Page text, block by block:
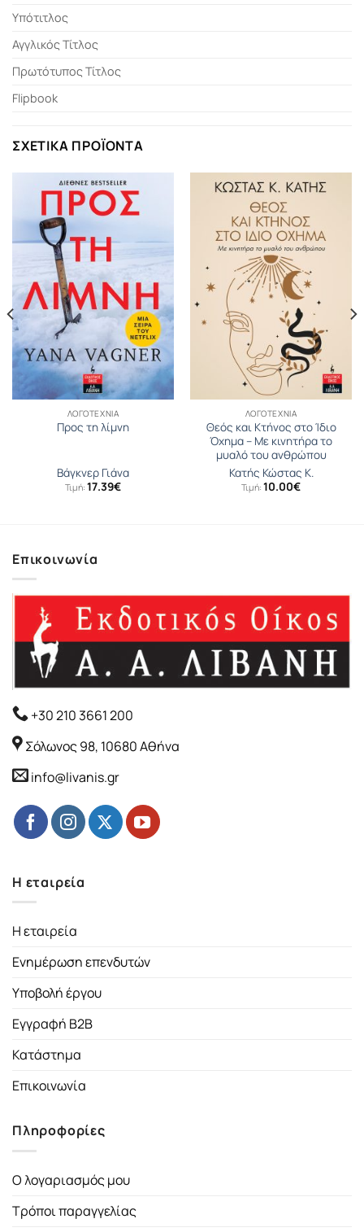
Υπότιτλος
Αγγλικός Τίτλος
Πρωτότυπος Τίτλος
Flipbook
ΣΧΕΤΙΚΆ ΠΡΟΪΌΝΤΑ
ΛΟΓΟΤΕΧΝΊΑ
Προς τη λίμνη
Βάγκνερ Γιάνα
Τιμή: 17.39€
ΛΟΓΟΤΕΧΝΊΑ
Θεός και Κτήνος στο Ίδιο
Όχηµα – Με κινητήρα το
μυαλό του ανθρώπου
Κατής Κώστας Κ.
Τιμή: 10.00€
Επικοινωνία
+30 210 3661 200
Σόλωνος 98, 10680 Αθήνα
info@livanis.gr
Η εταιρεία
Η εταιρεία
Ενημέρωση επενδυτών
Υποβολή έργου
Εγγραφή B2B
Κατάστημα
Επικοινωνία
Πληροφορίες
Ο λογαριασμός μου
Τρόποι παραγγελίας